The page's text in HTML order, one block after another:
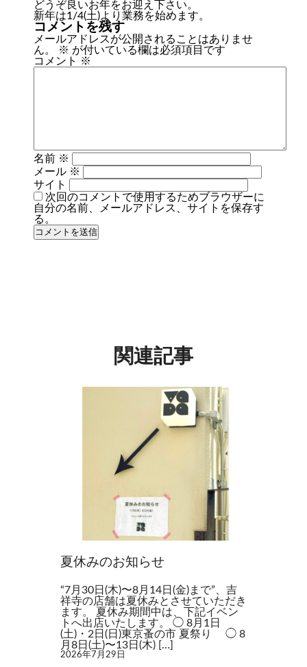
どうぞ良いお年をお迎え下さい。
新年は1/4(土)より業務を始めます。
コメントを残す
メールアドレスが公開されることはありませ
ん。
※ が付いている欄は必須項目です
コメント
※
名前 ※
メール ※
サイト
次回のコメントで使用するためブラウザーに
自分の名前、メールアドレス、サイトを保存す
る。
関連記事
夏休みのお知らせ
“7月30日(木)〜8月14日(金)まで”、吉
祥寺の店舗は夏休みとさせていただき
ます。 夏休み期間中は、下記イベン
トへ出店いたします。 ◯ 8月1日
(土)・2日(日)東京蚤の市 夏祭り ◯ 8
月8日(土)〜13日(木) […]
2026年7月29日